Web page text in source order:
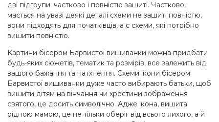
дві підгрупи: частково і повністю зашиті. Частково,
мається на увазі деякі деталі схеми не зашиті повністю,
вони підходять для початківців, а є схеми, які потрібно
вишити повністю.
Картини бісером Барвистої вишиванки можна придбати
будь-яких сюжетів, тематик та розмірів, все залежить від
вашого бажання та натхнення. Схеми ікони бісером
Барвистої вишиванки дуже часто вибирають батьки, щоб
вишити дітям на вінчання чи хрестини зображення
святого, це досить символічно. Адже ікона, вишита
рідною мамою, це не тільки оберіг від всього лихого, а й